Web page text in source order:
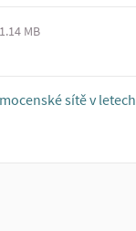
MB
sítě v letech